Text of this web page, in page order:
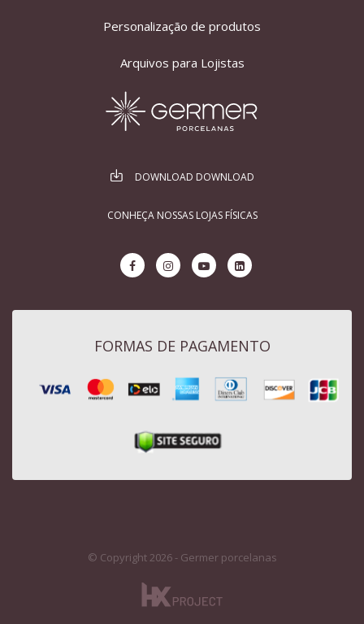
Personalização de produtos
Arquivos para Lojistas
DOWNLOAD DOWNLOAD
CONHEÇA NOSSAS LOJAS FÍSICAS
FORMAS DE PAGAMENTO
© Copyright 2026 - Germer porcelanas